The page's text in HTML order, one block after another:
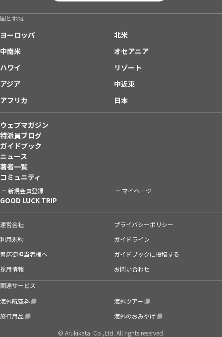
国と地域
ヨーロッパ
北米
中南米
オセアニア
ハワイ
リゾート
アジア
中近東
アフリカ
日本
ウェブマガジン
特派員ブログ
ガイドブック
ニュース
著者一覧
コミュニティ
新規会員登録 マイページ
GOOD LUCK TRIP
運営会社
プライバシーポリシー
利用規約
ガイドライン
書店御担当者様へ
ガイドブックに投稿する
採用情報
お問い合わせ
関連サービス
海外航空券
海外ツアー
旅行用品
海外のおみやげ
© Arukikata. Co.,Ltd. All rights reserved.